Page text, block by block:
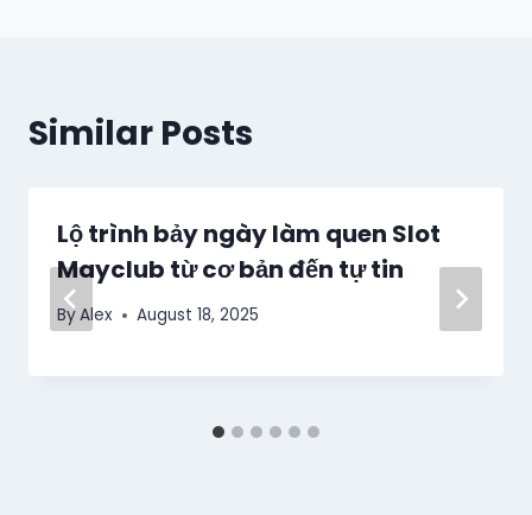
Similar Posts
Lộ trình bảy ngày làm quen Slot
Mayclub từ cơ bản đến tự tin
ByAlex August 18, 2025